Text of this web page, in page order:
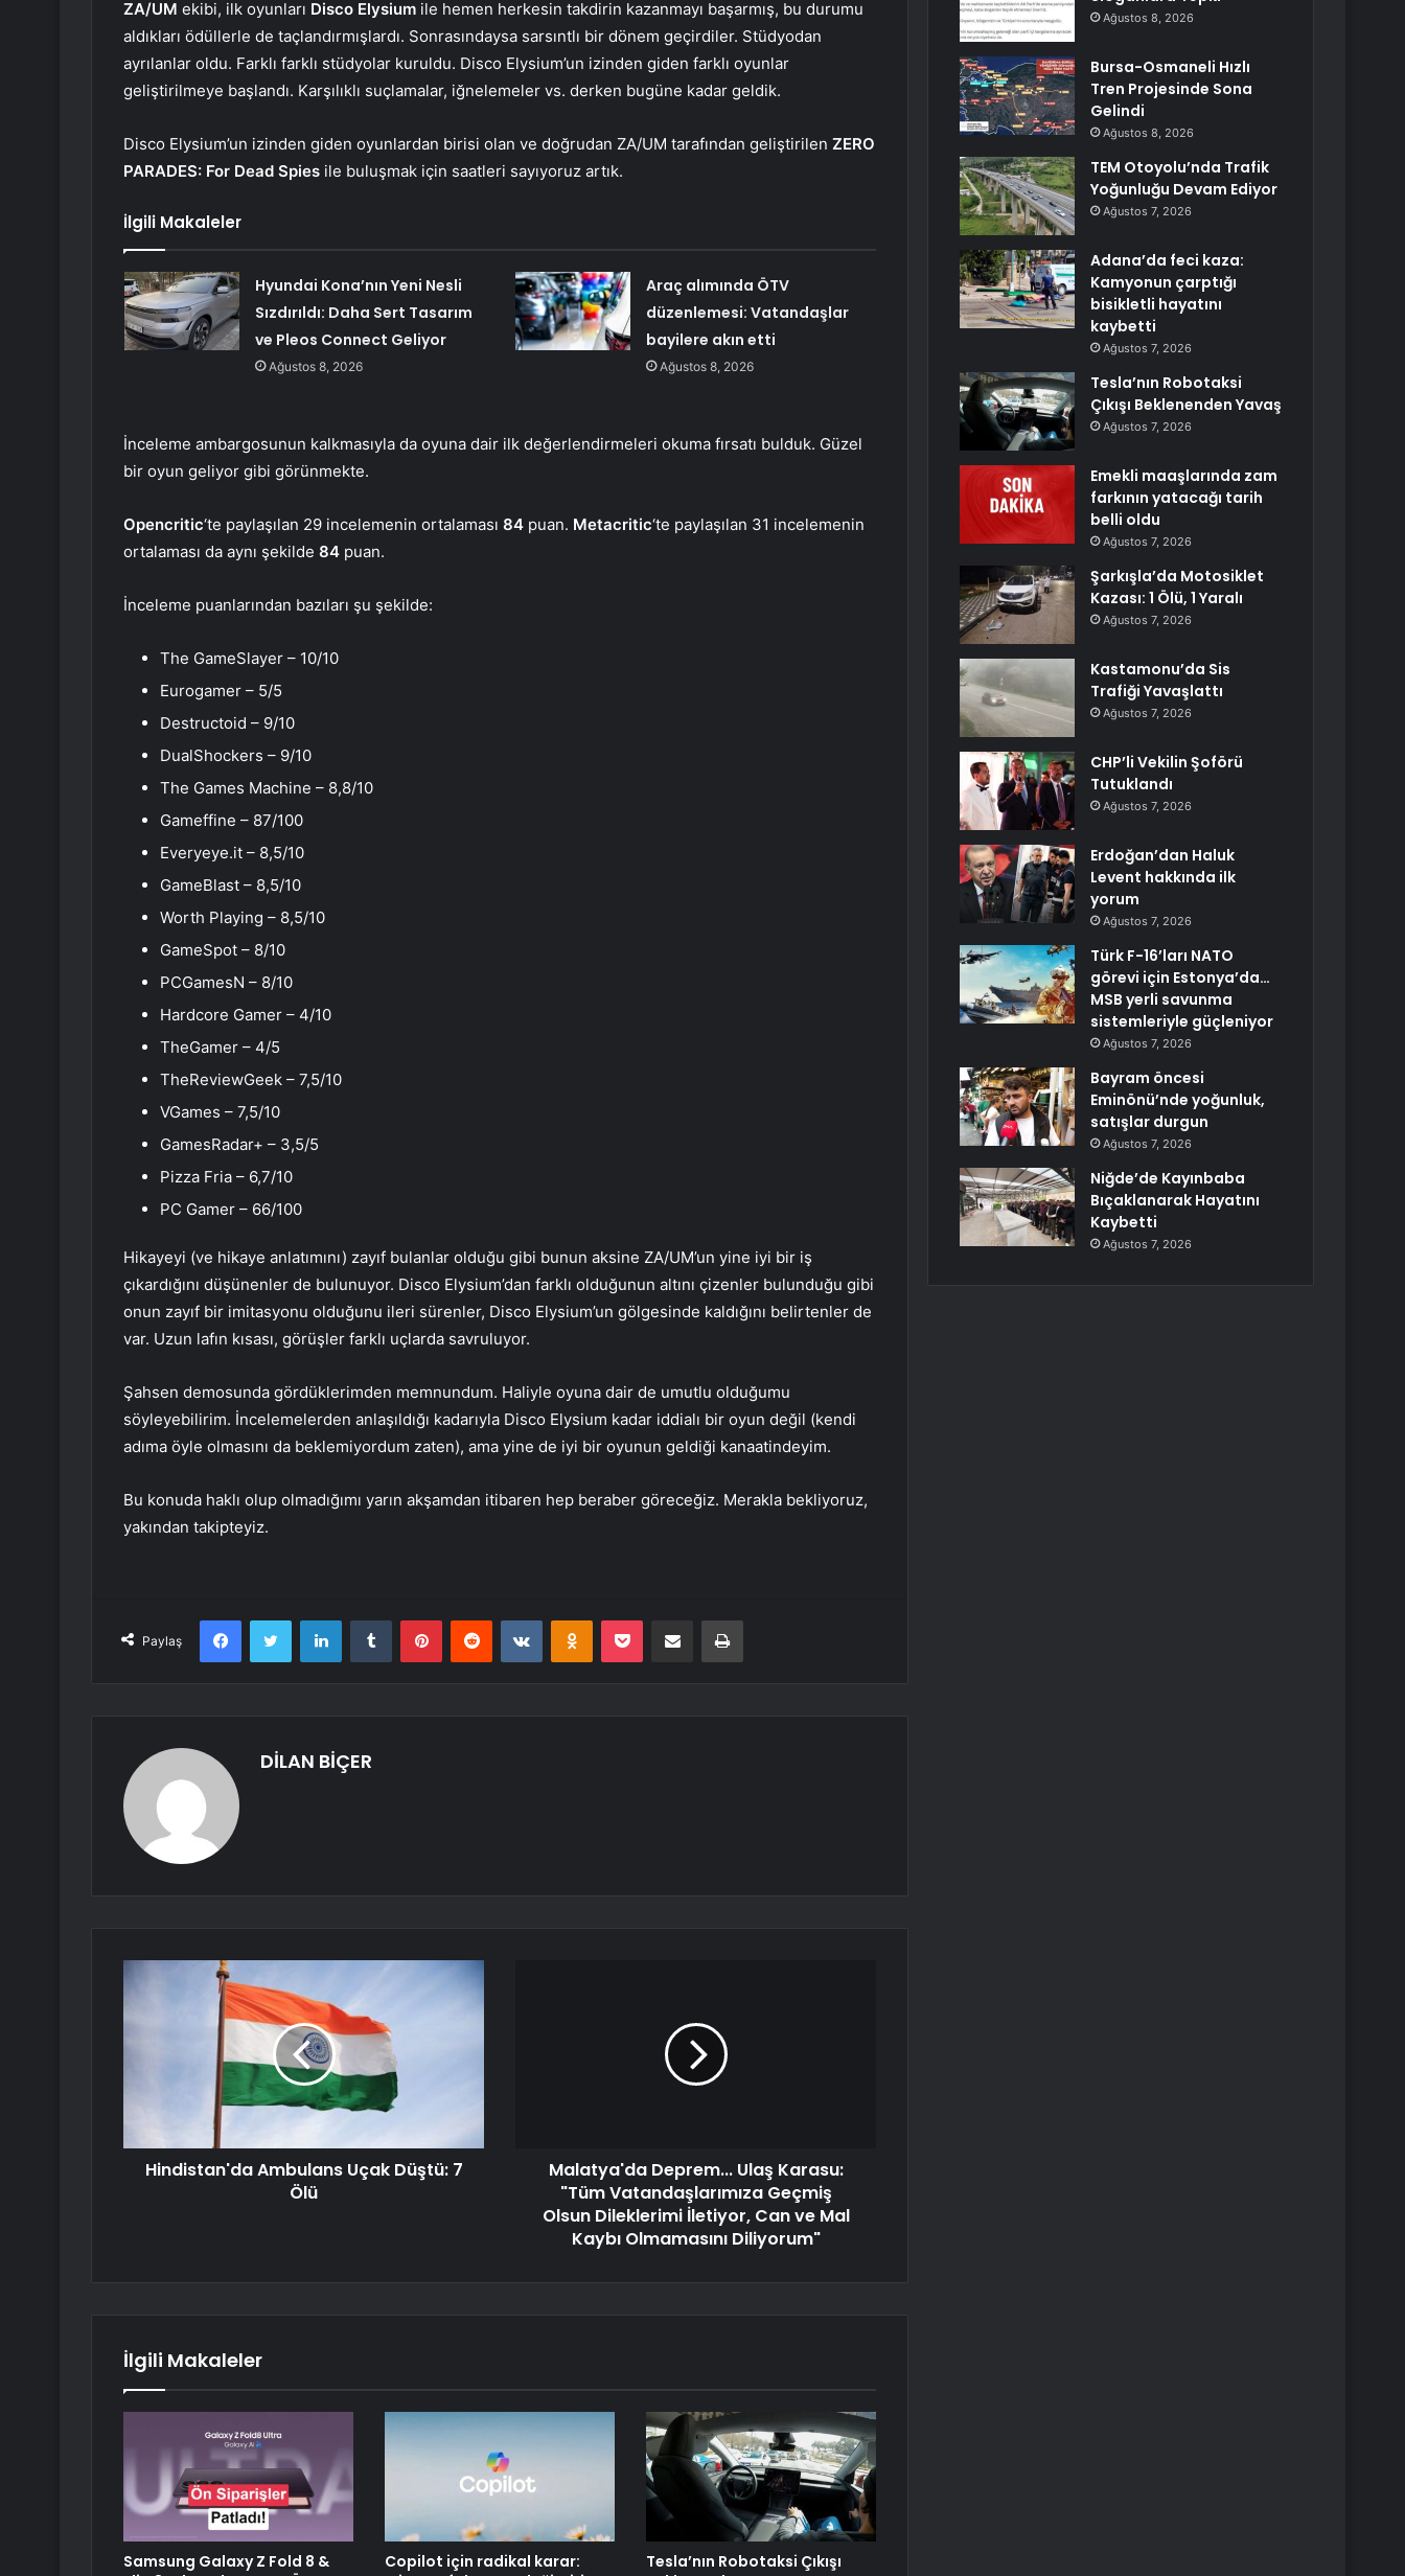
ZA/UM ekibi, ilk oyunları Disco Elysium ile hemen herkesin takdirin kazanmayı başarmış, bu durumu
aldıkları ödüllerle de taçlandırmışlardı. Sonrasındaysa sarsıntlı bir dönem geçirdiler. Stüdyodan
ayrılanlar oldu. Farklı farklı stüdyolar kuruldu. Disco Elysium’un izinden giden farklı oyunlar
geliştirilmeye başlandı. Karşılıklı suçlamalar, iğnelemeler vs. derken bugüne kadar geldik.
Disco Elysium’un izinden giden oyunlardan birisi olan ve doğrudan ZA/UM tarafından geliştirilen ZERO
PARADES: For Dead Spies ile buluşmak için saatleri sayıyoruz artık.
İlgili Makaleler
Hyundai Kona’nın Yeni Nesli
Sızdırıldı: Daha Sert Tasarım
ve Pleos Connect Geliyor
Ağustos 8, 2026
Araç alımında ÖTV
düzenlemesi: Vatandaşlar
bayilere akın etti
Ağustos 8, 2026
İnceleme ambargosunun kalkmasıyla da oyuna dair ilk değerlendirmeleri okuma fırsatı bulduk. Güzel
bir oyun geliyor gibi görünmekte.
Opencritic‘te paylaşılan 29 incelemenin ortalaması 84 puan. Metacritic‘te paylaşılan 31 incelemenin
ortalaması da aynı şekilde 84 puan.
İnceleme puanlarından bazıları şu şekilde:
The GameSlayer – 10/10
Eurogamer – 5/5
Destructoid – 9/10
DualShockers – 9/10
The Games Machine – 8,8/10
Gameffine – 87/100
Everyeye.it – 8,5/10
GameBlast – 8,5/10
Worth Playing – 8,5/10
GameSpot – 8/10
PCGamesN – 8/10
Hardcore Gamer – 4/10
TheGamer – 4/5
TheReviewGeek – 7,5/10
VGames – 7,5/10
GamesRadar+ – 3,5/5
Pizza Fria – 6,7/10
PC Gamer – 66/100
Hikayeyi (ve hikaye anlatımını) zayıf bulanlar olduğu gibi bunun aksine ZA/UM’un yine iyi bir iş
çıkardığını düşünenler de bulunuyor. Disco Elysium’dan farklı olduğunun altını çizenler bulunduğu gibi
onun zayıf bir imitasyonu olduğunu ileri sürenler, Disco Elysium’un gölgesinde kaldığını belirtenler de
var. Uzun lafın kısası, görüşler farklı uçlarda savruluyor.
Şahsen demosunda gördüklerimden memnundum. Haliyle oyuna dair de umutlu olduğumu
söyleyebilirim. İncelemelerden anlaşıldığı kadarıyla Disco Elysium kadar iddialı bir oyun değil (kendi
adıma öyle olmasını da beklemiyordum zaten), ama yine de iyi bir oyunun geldiği kanaatindeyim.
Bu konuda haklı olup olmadığımı yarın akşamdan itibaren hep beraber göreceğiz. Merakla bekliyoruz,
yakından takipteyiz.
Paylaş
FacebookTwitter LinkedInTumblr PinterestReddit VKontakteOdnoklassniki
Pocket E-Posta ile paylaş Yazdır
DİLAN BİÇER
Hindistan'da Ambulans Uçak Düştü: 7
Ölü
Malatya'da Deprem... Ulaş Karasu:
"Tüm Vatandaşlarımıza Geçmiş
Olsun Dileklerimi İletiyor, Can ve Mal
Kaybı Olmamasını Diliyorum"
İlgili Makaleler
Samsung Galaxy Z Fold 8 &
Copilot için radikal karar:
Tesla’nın Robotaksi Çıkışı
Ağustos 8, 2026
Bursa-Osmaneli Hızlı
Tren Projesinde Sona
Gelindi
Ağustos 8, 2026
TEM Otoyolu’nda Trafik
Yoğunluğu Devam Ediyor
Ağustos 7, 2026
Adana’da feci kaza:
Kamyonun çarptığı
bisikletli hayatını
kaybetti
Ağustos 7, 2026
Tesla’nın Robotaksi
Çıkışı Beklenenden Yavaş
Ağustos 7, 2026
Emekli maaşlarında zam
farkının yatacağı tarih
belli oldu
Ağustos 7, 2026
Şarkışla’da Motosiklet
Kazası: 1 Ölü, 1 Yaralı
Ağustos 7, 2026
Kastamonu’da Sis
Trafiği Yavaşlattı
Ağustos 7, 2026
CHP’li Vekilin Şoförü
Tutuklandı
Ağustos 7, 2026
Erdoğan’dan Haluk
Levent hakkında ilk
yorum
Ağustos 7, 2026
Türk F-16’ları NATO
görevi için Estonya’da…
MSB yerli savunma
sistemleriyle güçleniyor
Ağustos 7, 2026
Bayram öncesi
Eminönü’nde yoğunluk,
satışlar durgun
Ağustos 7, 2026
Niğde’de Kayınbaba
Bıçaklanarak Hayatını
Kaybetti
Ağustos 7, 2026